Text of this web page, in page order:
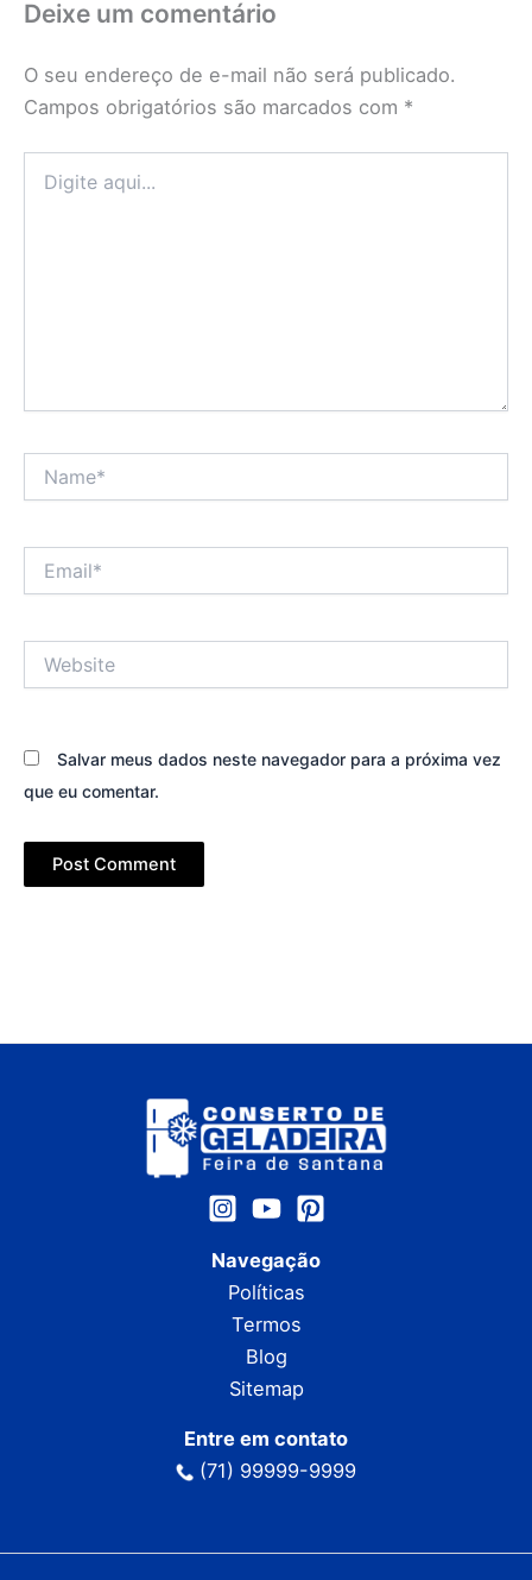
Deixe um comentário
O seu endereço de e-mail não será publicado.
Campos obrigatórios são marcados com *
aqui...
Salvar meus dados neste navegador para a próxima vez
que eu comentar.
Navegação
Políticas
Termos
Blog
Sitemap
Entre em contato
(71) 99999-9999